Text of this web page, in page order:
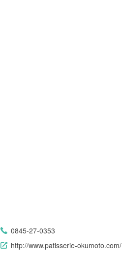
0845-27-0353
http://www.patisserie-okumoto.com/